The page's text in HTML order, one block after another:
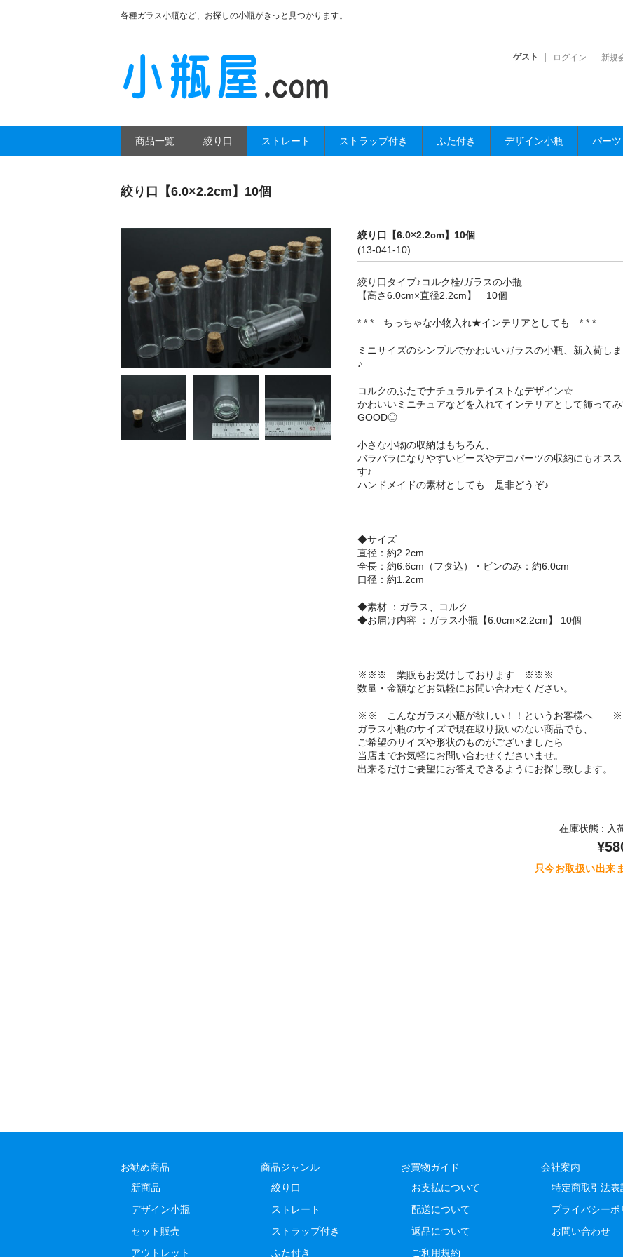
各種ガラス小瓶など、お探しの小瓶がきっと見つかります。
ゲスト ログイン 新規
商品一覧 絞り口 ストレート ストラップ付き ふた付き デザイン小瓶 パーツ
絞り口【6.0×2.2cm】10個
絞り口【6.0×2.2cm】10個
(13-041-10)
絞り口タイプ♪コルク栓/ガラスの小瓶
【高さ6.0cm×直径2.2cm】 10個
* * * ちっちゃな小物入れ★インテリアとしても * * *
ミニサイズのシンプルでかわいいガラスの小瓶、新入荷し
♪
コルクのふたでナチュラルテイストなデザイン☆
かわいいミニチュアなどを入れてインテリアとして飾って
GOOD◎
小さな小物の収納はもちろん、
バラバラになりやすいビーズやデコパーツの収納にもオス
す♪
ハンドメイドの素材としても…是非どうぞ♪
◆サイズ
直径：約2.2cm
全長：約6.6cm（フタ込）・ビンのみ：約6.0cm
口径：約1.2cm
◆素材 ：ガラス、コルク
◆お届け内容 ：ガラス小瓶【6.0cm×2.2cm】 10個
※※※ 業販もお受けしております ※※※
数量・金額などお気軽にお問い合わせください。
※※ こんなガラス小瓶が欲しい！！というお客様へ
ガラス小瓶のサイズで現在取り扱いのない商品でも、
ご希望のサイズや形状のものがございましたら
当店までお気軽にお問い合わせくださいませ。
出来るだけご要望にお答えできるようにお探し致します。
在庫状態 : 入
只今お取扱い出来
お勧め商品
新商品
デザイン小瓶
セット販売
アウトレット
商品ジャンル
絞り口
ストレート
ストラップ付き
ふた付き
お買物ガイド
お支払について
配送について
返品について
ご利用規約
会社案内
特定商取引法表
プライバシーポ
お問い合わせ